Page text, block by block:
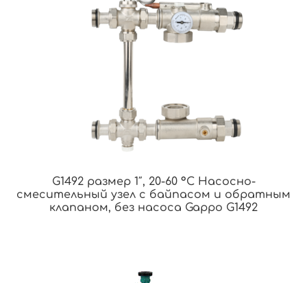
G1492 размер 1″, 20-60 °С Насосно-
смесительный узел с байпасом и обратным
клапаном, без насоса Gappo G1492